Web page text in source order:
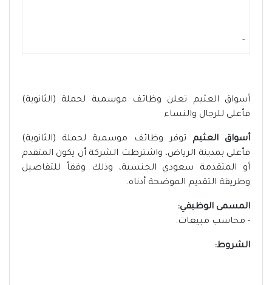
-
أسواق العثيم تعلن وظائف موسمية لحملة (الثانوية)
فأعلى للرجال والنساء
أسواق العثيم توفر وظائف موسمية لحملة (الثانوية)
فأعلى بمدينة الرياض، واشترطت الشركة أن يكون المتقدم
أو المتقدمة سعودي الجنسية، وذلك وفقاً للتفاصيل
وطريقة التقديم الموضحة أدناه.
المسمى الوظيفي:
- محاسب مبيعات.
الشروط: